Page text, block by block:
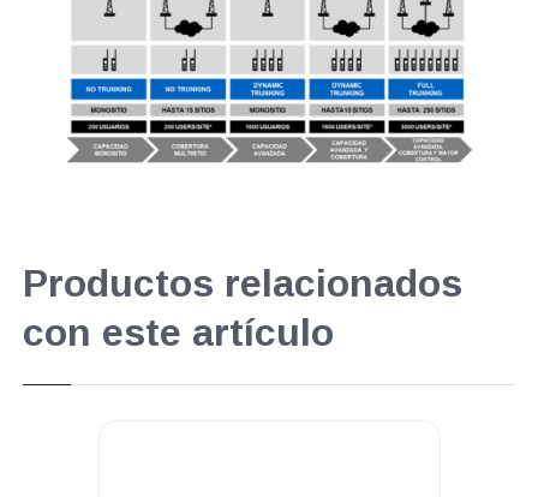
Productos relacionados
con este artículo